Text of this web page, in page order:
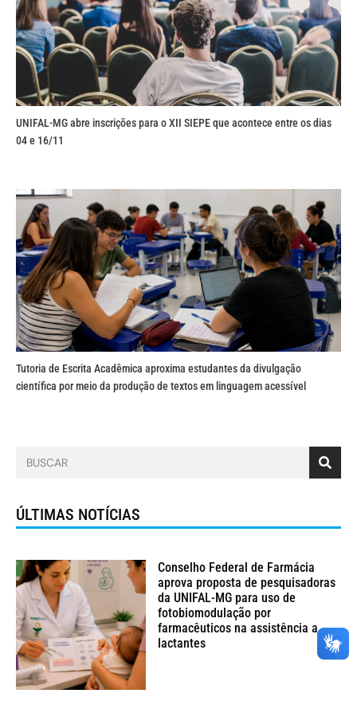
UNIFAL-MG abre inscrições para o XII SIEPE que acontece entre os dias
04 e 16/11
Tutoria de Escrita Acadêmica aproxima estudantes da divulgação
científica por meio da produção de textos em linguagem acessível
ÚLTIMAS NOTÍCIAS
Conselho Federal de Farmácia
aprova proposta de pesquisadoras
da UNIFAL-MG para uso de
fotobiomodulação por
farmacêuticos na assistência a
lactantes